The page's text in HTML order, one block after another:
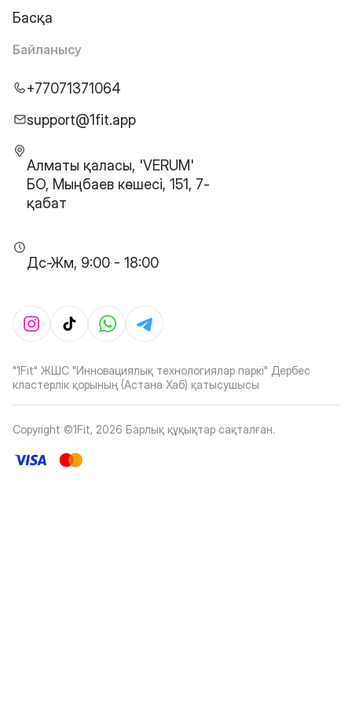
Басқа
Байланысу
+77071371064
support@1fit.app
Алматы қаласы, 'VERUM'
БО, Мыңбаев көшесі, 151, 7-
қабат
Дс-Жм, 9:00 - 18:00
"1Fit" ЖШС "Инновациялық технологиялар паркі" Дербес
кластерлік қорының (Астана Хаб) қатысушысы
Copyright ©1Fit, 2026 Барлық құқықтар сақталған.